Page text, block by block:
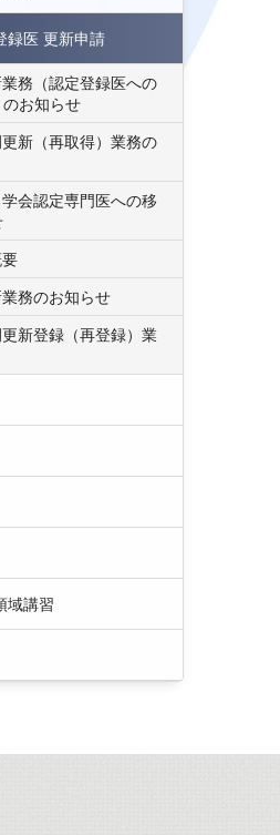
録医 更新申請
務（認定登録医への
お知らせ
新（再取得）業務の
会認定専門医への移
務のお知らせ
新登録（再登録）業
域講習